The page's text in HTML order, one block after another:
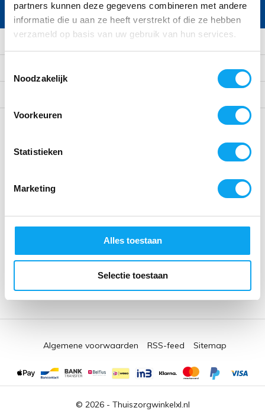
partners kunnen deze gegevens combineren met andere
informatie die u aan ze heeft verstrekt of die ze hebben
verzameld op basis van uw gebruik van hun services.
Noodzakelijk
Voorkeuren
Statistieken
Marketing
Alles toestaan
Selectie toestaan
* Lees hier de wettelijke beperkingen
Klantenservice
Contact
Kruisstraat 61
Fysieke thuiszorgwinkel in Eindhoven
Kvk nr. 17205121
AGB-code: 76091072
© 2026 - Thuiszorgwinkelxl.nl
Algemene voorwaarden RSS-feed Sitemap